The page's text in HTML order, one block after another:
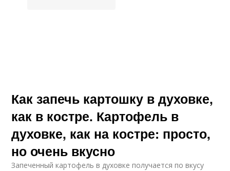
Как запечь картошку в духовке,
как в костре. Картофель в
духовке, как на костре: просто,
но очень вкусно
Запеченный картофель в духовке получается по вкусу